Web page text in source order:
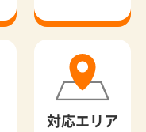
対応エリア